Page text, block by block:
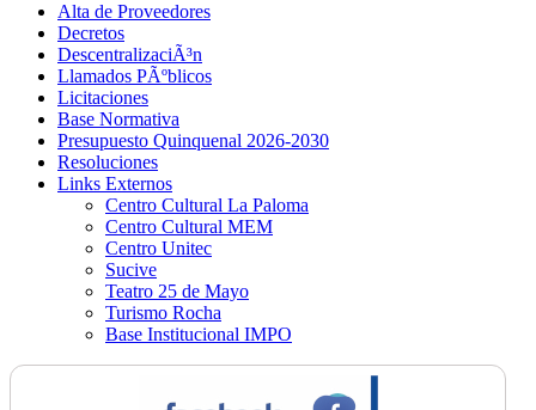
Alta de Proveedores
Decretos
DescentralizaciÃ³n
Llamados PÃºblicos
Licitaciones
Base Normativa
Presupuesto Quinquenal 2026-2030
Resoluciones
Links Externos
Centro Cultural La Paloma
Centro Cultural MEM
Centro Unitec
Sucive
Teatro 25 de Mayo
Turismo Rocha
Base Institucional IMPO